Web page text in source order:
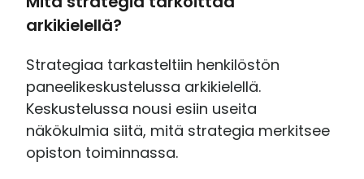
arkikielellä?
Strategiaa tarkasteltiin henkilöstön
paneelikeskustelussa arkikielellä.
Keskustelussa nousi esiin useita
näkökulmia siitä, mitä strategia merkitsee
opiston toiminnassa.